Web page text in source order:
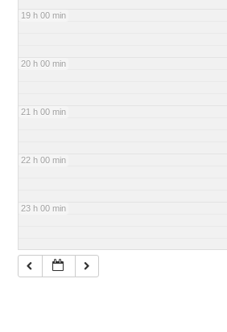
19 h 00 min
20 h 00 min
21 h 00 min
22 h 00 min
23 h 00 min